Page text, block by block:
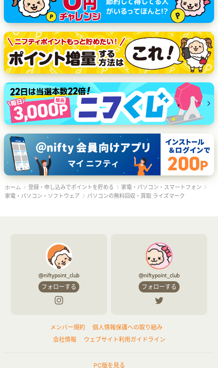
ホーム 登録・申し込みでポイントを貯める
家電・パソコン・スマートフォン
家電・パソコン・ソフトウェア
パソコンの無料回収・買取 ライズマーク
@niftypoint_club
フォローする
@niftypoint_club
フォローする
メンバー規約
個人情報保護への取り組み
会社情報
ウェブサイト利用ガイドライン
PC版を見る